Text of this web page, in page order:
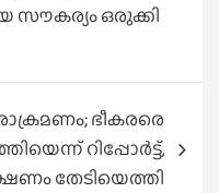
ഒരുക്കി
ഭീകരരെ
റിപ്പോർട്ട്,
തേടിയെത്തി